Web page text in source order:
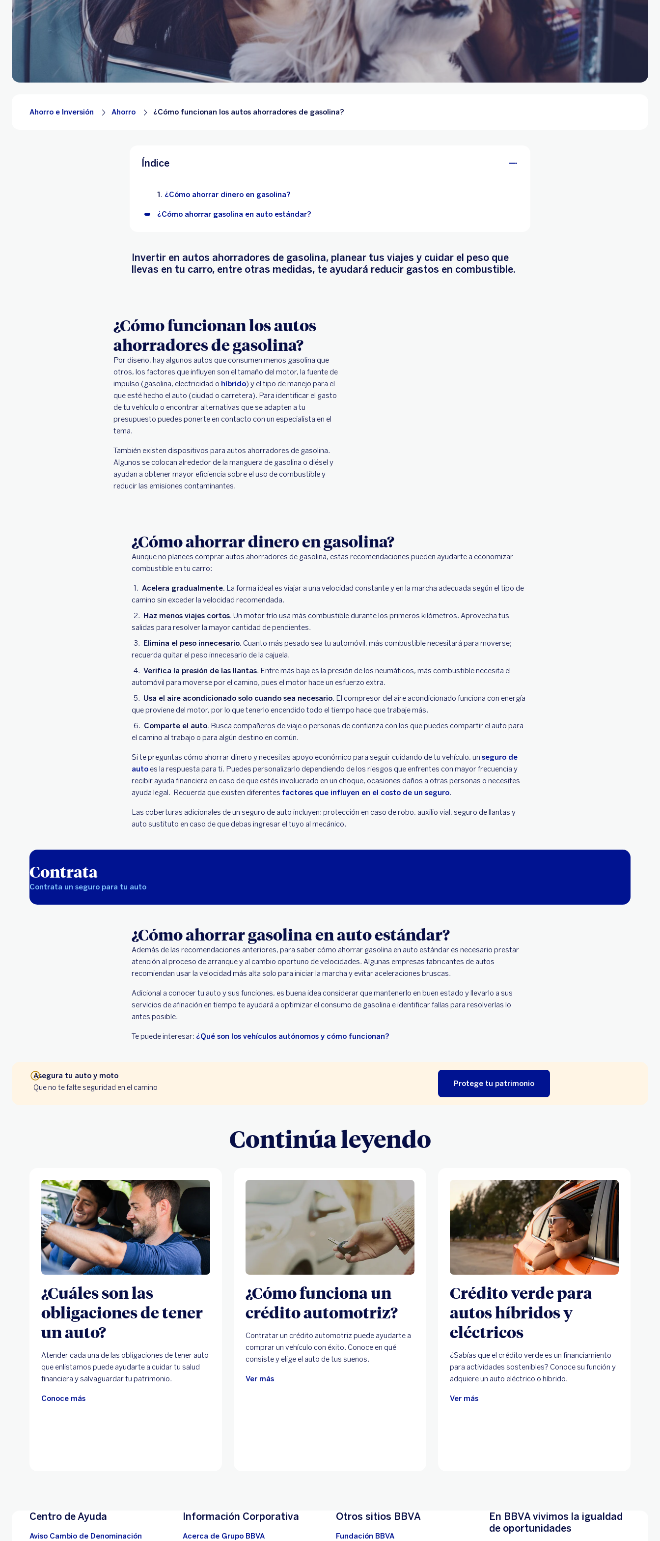
Ahorro e Inversión Ahorro ¿Cómo funcionan los autos ahorradores de gasolina?
Índice
¿Cómo ahorrar dinero en gasolina?
¿Cómo ahorrar gasolina en auto estándar?
Invertir en autos ahorradores de gasolina, planear tus viajes y cuidar el peso que
llevas en tu carro, entre otras medidas, te ayudará reducir gastos en combustible.
¿Cómo funcionan los autos
ahorradores de gasolina?
Por diseño, hay algunos autos que consumen menos gasolina que
otros, los factores que influyen son el tamaño del motor, la fuente de
impulso (gasolina, electricidad o híbrido) y el tipo de manejo para el
que esté hecho el auto (ciudad o carretera). Para identificar el gasto
de tu vehículo o encontrar alternativas que se adapten a tu
presupuesto puedes ponerte en contacto con un especialista en el
tema.
También existen dispositivos para autos ahorradores de gasolina.
Algunos se colocan alrededor de la manguera de gasolina o diésel y
ayudan a obtener mayor eficiencia sobre el uso de combustible y
reducir las emisiones contaminantes.
¿Cómo ahorrar dinero en gasolina?
Aunque no planees comprar autos ahorradores de gasolina, estas recomendaciones pueden ayudarte a economizar
combustible en tu carro:
Acelera gradualmente. La forma ideal es viajar a una velocidad constante y en la marcha adecuada según el tipo de
camino sin exceder la velocidad recomendada.
Haz menos viajes cortos. Un motor frío usa más combustible durante los primeros kilómetros. Aprovecha tus
salidas para resolver la mayor cantidad de pendientes.
Elimina el peso innecesario. Cuanto más pesado sea tu automóvil, más combustible necesitará para moverse;
recuerda quitar el peso innecesario de la cajuela.
Verifica la presión de las llantas. Entre más baja es la presión de los neumáticos, más combustible necesita el
automóvil para moverse por el camino, pues el motor hace un esfuerzo extra.
Usa el aire acondicionado solo cuando sea necesario. El compresor del aire acondicionado funciona con energía
que proviene del motor, por lo que tenerlo encendido todo el tiempo hace que trabaje más.
Comparte el auto. Busca compañeros de viaje o personas de confianza con los que puedes compartir el auto para
el camino al trabajo o para algún destino en común.
Si te preguntas cómo ahorrar dinero y necesitas apoyo económico para seguir cuidando de tu vehículo, un seguro de
auto es la respuesta para ti. Puedes personalizarlo dependiendo de los riesgos que enfrentes con mayor frecuencia y
recibir ayuda financiera en caso de que estés involucrado en un choque, ocasiones daños a otras personas o necesites
ayuda legal. Recuerda que existen diferentes factores que influyen en el costo de un seguro.
Las coberturas adicionales de un seguro de auto incluyen: protección en caso de robo, auxilio vial, seguro de llantas y
auto sustituto en caso de que debas ingresar el tuyo al mecánico.
Contrata
Contrata un seguro para tu auto
¿Cómo ahorrar gasolina en auto estándar?
Además de las recomendaciones anteriores, para saber cómo ahorrar gasolina en auto estándar es necesario prestar
atención al proceso de arranque y al cambio oportuno de velocidades. Algunas empresas fabricantes de autos
recomiendan usar la velocidad más alta solo para iniciar la marcha y evitar aceleraciones bruscas.
Adicional a conocer tu auto y sus funciones, es buena idea considerar que mantenerlo en buen estado y llevarlo a sus
servicios de afinación en tiempo te ayudará a optimizar el consumo de gasolina e identificar fallas para resolverlas lo
antes posible.
Te puede interesar: ¿Qué son los vehículos autónomos y cómo funcionan?
Asegura tu auto y moto
Que no te falte seguridad en el camino
Protege tu patrimonio
Continúa leyendo
¿Cuáles son las
obligaciones de tener
un auto?
Atender cada una de las obligaciones de tener auto
que enlistamos puede ayudarte a cuidar tu salud
financiera y salvaguardar tu patrimonio.
Conoce más
¿Cómo funciona un
crédito automotriz?
Contratar un crédito automotriz puede ayudarte a
comprar un vehículo con éxito. Conoce en qué
consiste y elige el auto de tus sueños.
Ver más
Crédito verde para
autos híbridos y
eléctricos
¿Sabías que el crédito verde es un financiamiento
para actividades sostenibles? Conoce su función y
adquiere un auto eléctrico o híbrido.
Ver más
Centro de Ayuda
Aviso Cambio de Denominación
Información Corporativa
Acerca de Grupo BBVA
Otros sitios BBVA
Fundación BBVA
En BBVA vivimos la igualdad
de oportunidades